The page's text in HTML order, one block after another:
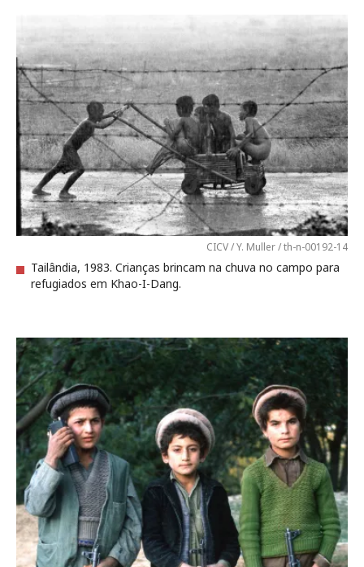
CICV / Y. Muller / th-n-00192-14
Tailândia, 1983. Crianças brincam na chuva no campo para
refugiados em Khao-I-Dang.